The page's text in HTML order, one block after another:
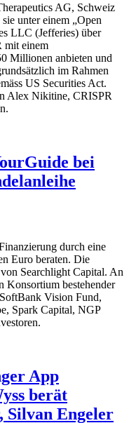
AG, Schweiz
unter einem „Open
LLC (Jefferies) über
mit einem
Millionen anbieten und
im Rahmen
US Securities Act.
Alex Nikitine, CRISPR
bei
durch eine
Euro beraten. Die
Searchlight Capital. An
Konsortium bestehender
Vision Fund,
Spark Capital, NGP
App
berät
Silvan Engeler